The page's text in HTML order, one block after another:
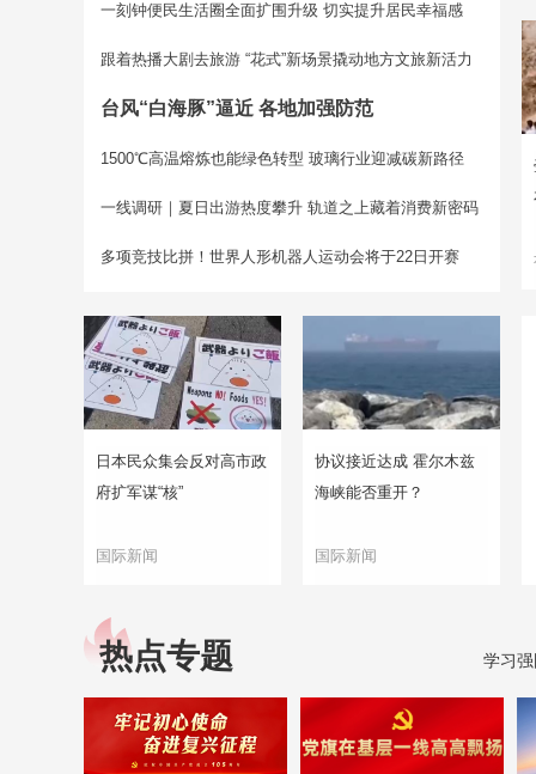
一刻钟便民生活圈全面扩围升级 切实提升居民幸福感
跟着热播大剧去旅游 “花式”新场景撬动地方文旅新活力
台风“白海豚”逼近 各地加强防范
1500℃高温熔炼也能绿色转型 玻璃行业迎减碳新路径
一线调研｜夏日出游热度攀升 轨道之上藏着消费新密码
多项竞技比拼！世界人形机器人运动会将于22日开赛
日本民众集会反对高市政
府扩军谋“核”
国际新闻
协议接近达成 霍尔木兹
海峡能否重开？
国际新闻
热点专题 学习